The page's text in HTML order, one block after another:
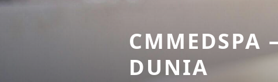
Skip
CMMEDSPA
DUNIA